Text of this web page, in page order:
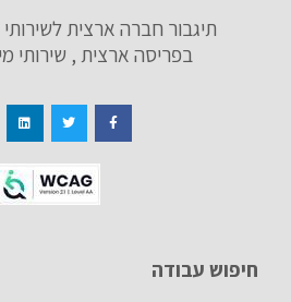
תיגבור חברה ארצית
בפריסה ארצית , שירותי
חיפוש עבודה